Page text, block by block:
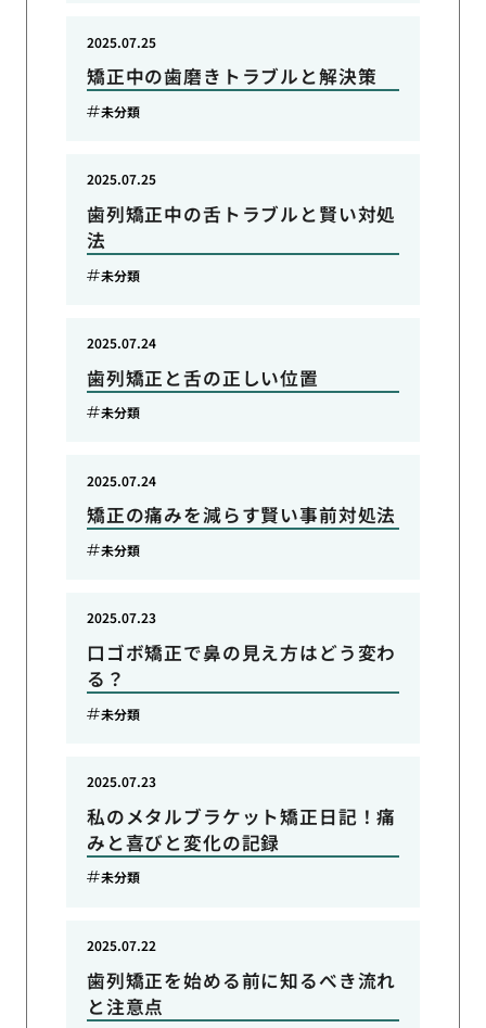
矯正中の歯磨きトラブルと解決策
2025.07.25
未分類
歯列矯正中の舌トラブルと賢い対処
法
2025.07.25
未分類
歯列矯正と舌の正しい位置
2025.07.24
未分類
矯正の痛みを減らす賢い事前対処法
2025.07.24
未分類
口ゴボ矯正で鼻の見え方はどう変わ
る？
2025.07.23
未分類
私のメタルブラケット矯正日記！痛
みと喜びと変化の記録
2025.07.23
未分類
歯列矯正を始める前に知るべき流れ
と注意点
2025.07.22